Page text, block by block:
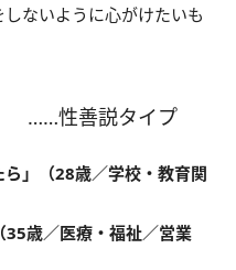
ないように心がけたいも
……性善説タイプ
ら」（28歳／学校・教育関
35歳／医療・福祉／営業